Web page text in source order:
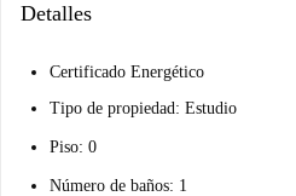
Detalles
Certificado Energético
Tipo de propiedad: Estudio
Piso: 0
Número de baños: 1